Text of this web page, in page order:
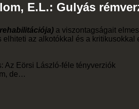
E.L.: Gulyás
a viszontagságait
az alkotókkal és a
Az Eörsi László-féle tényverziók
de…